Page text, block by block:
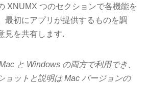
XNUMX つのセクションで各機能を
最初にアプリが提供するものを調
見を共有します.
と Windows の両方で利用でき、
ョットと説明は Mac バージョンの